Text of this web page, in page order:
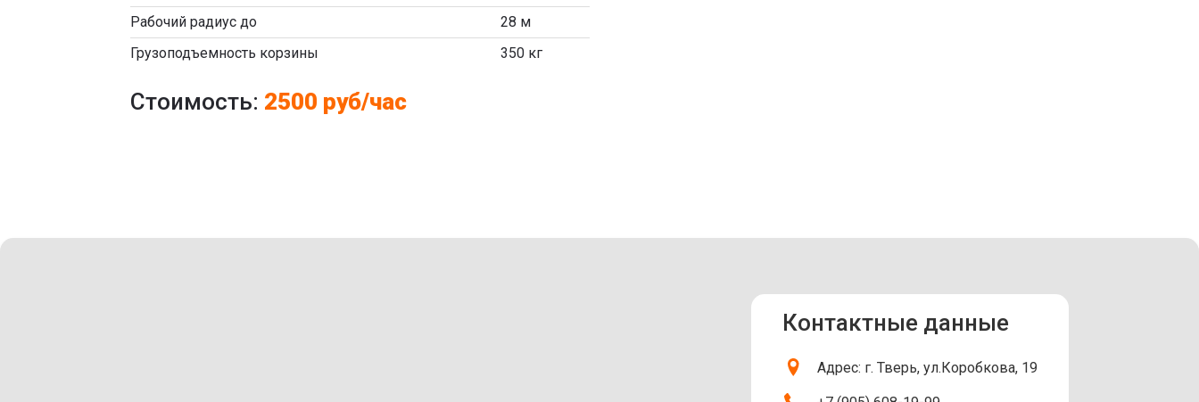
Рабочий радиус до
28 м
Грузоподъемность корзины
350 кг
Стоимость: 2500 руб/час
Контактные данные
Адрес: г. Тверь, ул.Коробкова, 19